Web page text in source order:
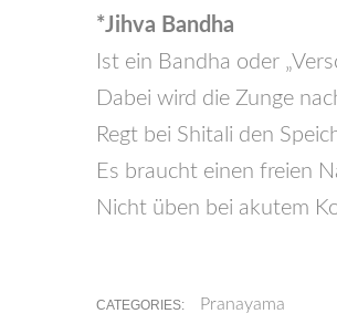
*Jihva Bandha
Ist ein Bandha oder
Dabei wird die Zunge
Regt bei Shitali den
Es braucht einen freien
Nicht üben bei akutem
CATEGORIES: Pranayama